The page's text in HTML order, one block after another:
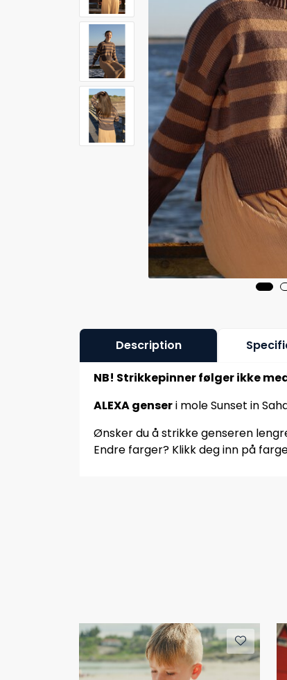
Description
NB! Strikkepinner følger ikke
ALEXA genseri mole Sunset in
Ønsker du å strikke genseren
Endre farger? Klikk deg inn på